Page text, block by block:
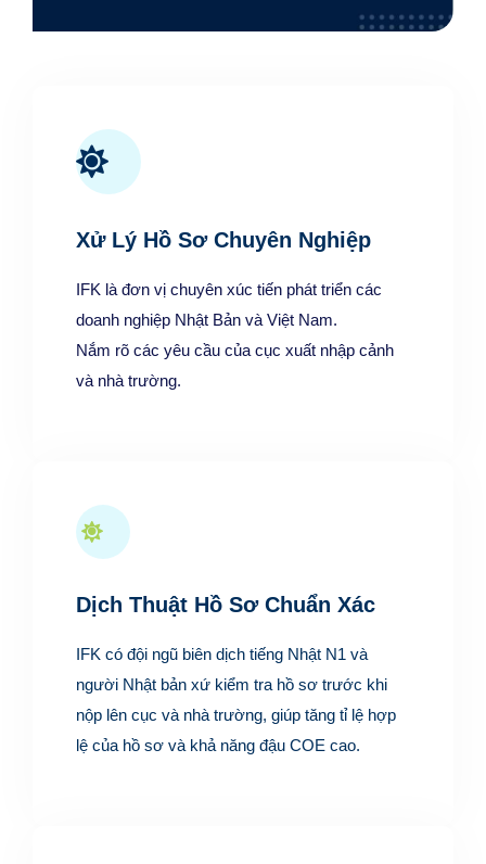
Xử Lý Hồ Sơ Chuyên Nghiệp
IFK là đơn vị chuyên xúc tiến phát triển các
doanh nghiệp Nhật Bản và Việt Nam.
Nắm rõ các yêu cầu của cục xuất nhập cảnh
và nhà trường.
Dịch Thuật Hồ Sơ Chuẩn Xác
IFK có đội ngũ biên dịch tiếng Nhật N1 và
người Nhật bản xứ kiểm tra hồ sơ trước khi
nộp lên cục và nhà trường, giúp tăng tỉ lệ hợp
lệ của hồ sơ và khả năng đậu COE cao.